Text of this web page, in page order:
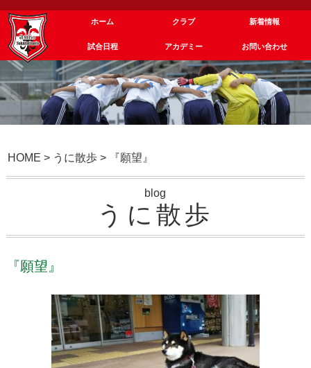
ホーム クラブ 新着情報
試合日程 アカデミー お問い合わせ
HOME > うに散歩 > 『願望』
blog
うに散歩
『願望』